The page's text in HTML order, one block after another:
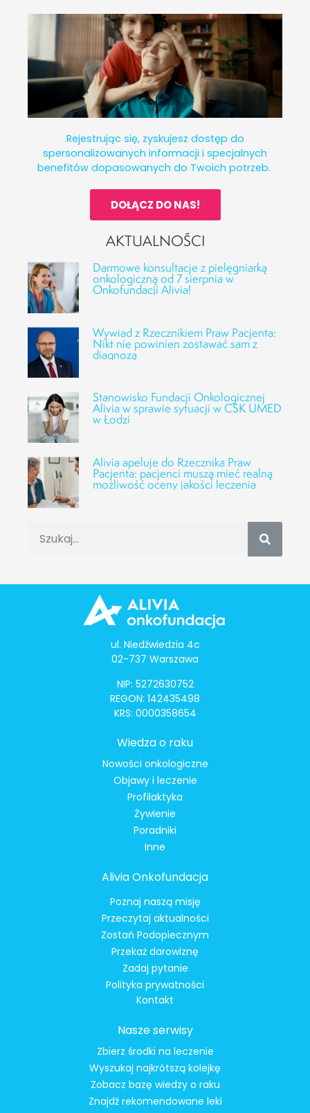
Rejestrując się, zyskujesz dostęp do
spersonalizowanych informacji i specjalnych
benefitów dopasowanych do Twoich potrzeb.
DOŁĄCZ DO NAS!
AKTUALNOŚCI
Darmowe konsultacje z pielęgniarką
onkologiczną od 7 sierpnia w
Onkofundacji Alivia!
Wywiad z Rzecznikiem Praw Pacjenta:
Nikt nie powinien zostawać sam z
diagnozą
Stanowisko Fundacji Onkologicznej
Alivia w sprawie sytuacji w CSK UMED
w Łodzi
Alivia apeluje do Rzecznika Praw
Pacjenta: pacjenci muszą mieć realną
możliwość oceny jakości leczenia
ul. Niedźwiedzia 4c
02-737 Warszawa
NIP: 5272630752
REGON: 142435498
KRS: 0000358654
Wiedza o raku
Nowości onkologiczne
Objawy i leczenie
Profilaktyka
Żywienie
Poradniki
Inne
Alivia Onkofundacja
Poznaj naszą misję
Przeczytaj aktualności
Zostań Podopiecznym
Przekaż darowiznę
Zadaj pytanie
Polityka prywatności
Kontakt
Nasze serwisy
Zbierz środki na leczenie
Wyszukaj najkrótszą kolejkę
Zobacz bazę wiedzy o raku
Znajdź rekomendowane leki